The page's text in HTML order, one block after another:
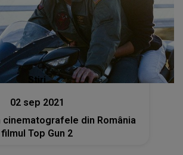
Stiri
02 sep 2021
cinematografele din România
filmul Top Gun 2